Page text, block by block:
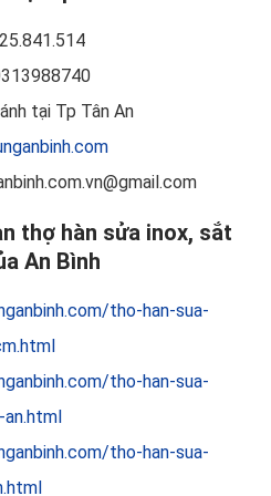
tại Tp Tân An
thợ hàn sửa inox, sắt
An Bình
tho-han-sua-
tho-han-sua-
tho-han-sua-